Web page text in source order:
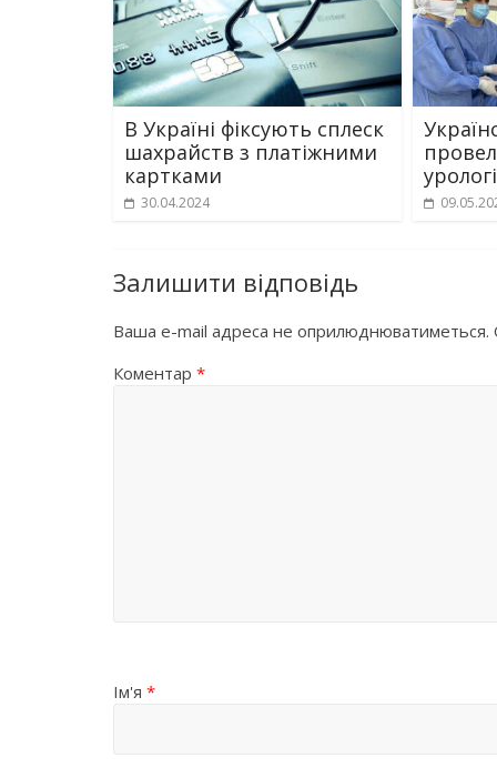
В Україні фіксують сплеск
шахрайств з платіжними
картками
30.04.2024
Залишити відповідь
Ваша e-mail адреса не оприлюднюватиметься.
Коментар *
Ім'я *